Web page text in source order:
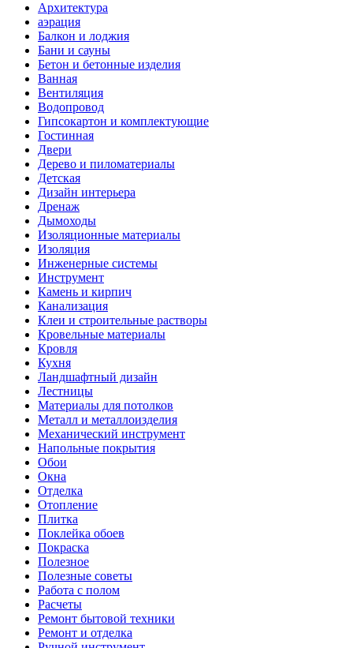
Архитектура
аэрация
Балкон и лоджия
Бани и сауны
Бетон и бетонные изделия
Ванная
Вентиляция
Водопровод
Гипсокартон и комплектующие
Гостинная
Двери
Дерево и пиломатериалы
Детская
Дизайн интерьера
Дренаж
Дымоходы
Изоляционные материалы
Изоляция
Инженерные системы
Инструмент
Камень и кирпич
Канализация
Клеи и строительные растворы
Кровельные материалы
Кровля
Кухня
Ландшафтный дизайн
Лестницы
Материалы для потолков
Металл и металлоизделия
Механический инструмент
Напольные покрытия
Обои
Окна
Отделка
Отопление
Плитка
Поклейка обоев
Покраска
Полезное
Полезные советы
Работа с полом
Расчеты
Ремонт бытовой техники
Ремонт и отделка